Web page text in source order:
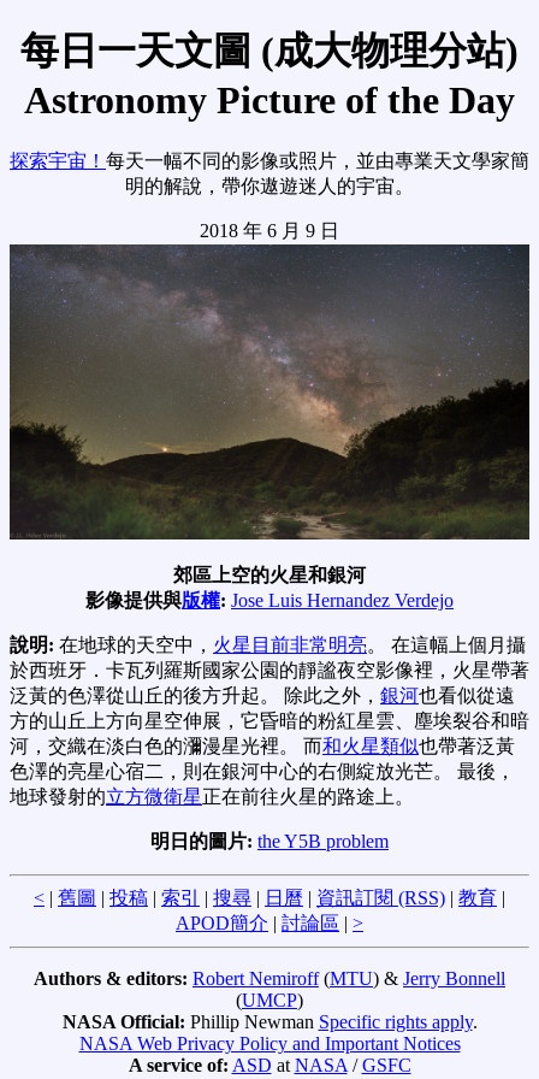
每日一天文圖 (成大物理分站)
Astronomy Picture of the Day
探索宇宙！ 每天一幅不同的影像或照片，並由專業天文學家簡
明的解說，帶你遨遊迷人的宇宙。
2018 年 6 月 9 日
郊區上空的火星和銀河
影像提供與版權: Jose Luis Hernandez Verdejo
說明: 在地球的天空中， 火星目前非常明亮。 在這幅上個月攝
於西班牙．卡瓦列羅斯國家公園的靜謐夜空影像裡，火星帶著
泛黃的色澤從山丘的後方升起。 除此之外， 銀河也看似從遠
方的山丘上方向星空伸展，它昏暗的粉紅星雲、塵埃裂谷和暗
河，交織在淡白色的瀰漫星光裡。 而和火星類似也帶著泛黃
色澤的亮星心宿二，則在銀河中心的右側綻放光芒。 最後，
地球發射的立方微衛星正在前往火星的路途上。
明日的圖片: the Y5B problem
< | 舊圖 | 投稿 | 索引 | 搜尋 | 日曆 | 資訊訂閱 (RSS) | 教育 |
APOD簡介 | 討論區 | >
Authors & editors: Robert Nemiroff(MTU) & Jerry Bonnell
(UMCP)
NASA Official: Phillip Newman Specific rights apply.
NASA Web Privacy Policy and Important Notices
A service of: ASD at NASA /GSFC